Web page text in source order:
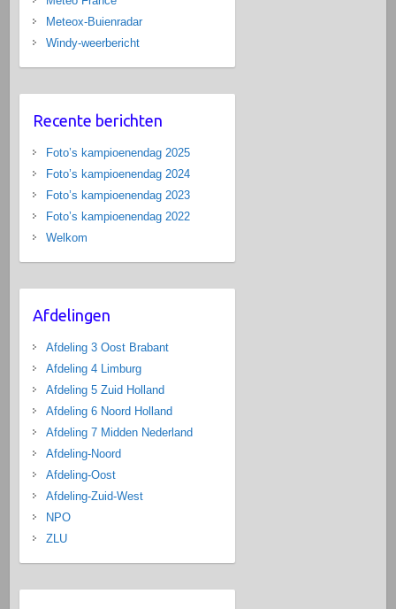
Meteox-Buienradar
Windy-weerbericht
Recente berichten
Foto’s kampioenendag 2025
Foto’s kampioenendag 2024
Foto’s kampioenendag 2023
Foto’s kampioenendag 2022
Welkom
Afdelingen
Afdeling 3 Oost Brabant
Afdeling 4 Limburg
Afdeling 5 Zuid Holland
Afdeling 6 Noord Holland
Afdeling 7 Midden Nederland
Afdeling-Noord
Afdeling-Oost
Afdeling-Zuid-West
NPO
ZLU